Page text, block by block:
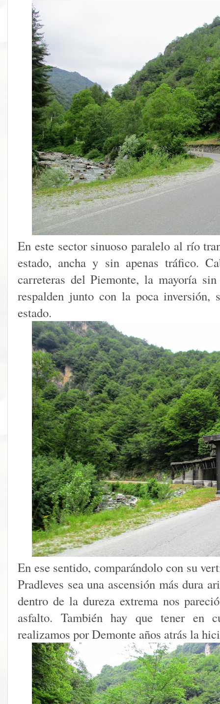
En este sector sinuoso paralelo al río
estado, ancha y sin apenas tráfico.
carreteras del Piemonte, la mayoría
respalden junto con la poca inversión,
estado.
En ese sentido, comparándolo con su
Pradleves sea una ascensión más dura
dentro de la dureza extrema nos
asfalto. También hay que tener en
realizamos por Demonte años atrás la